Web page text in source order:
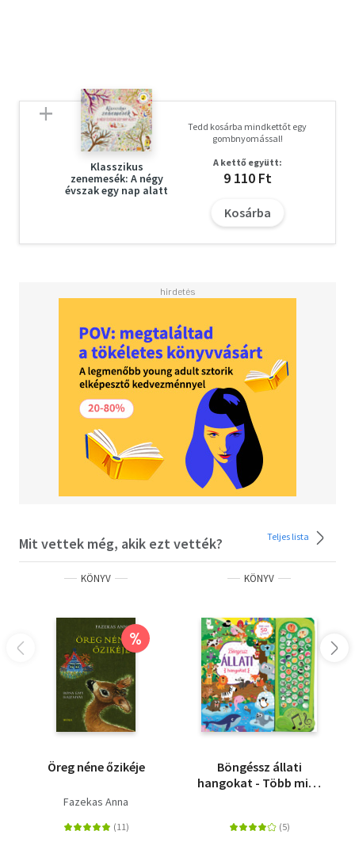
Klasszikus
zenemesék: A négy
évszak egy nap alatt
Tedd kosárba mindkettőt egy
gombnyomással!
A kettő együtt:
9 110 Ft
Kosárba
Mit vettek még, akik ezt vették? Teljes lista
KÖNYV
%
Öreg néne őzikéje
Fazekas Anna
KÖNYV
Böngéssz állati
hangokat - Több mint